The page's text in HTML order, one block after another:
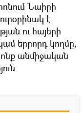
Նաիրի
է
ու հայերի
երրորդ կողմը,
անմիջական